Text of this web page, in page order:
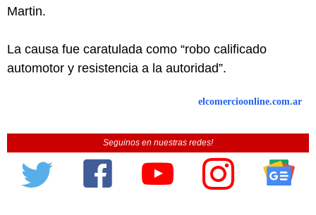
Martin.
La causa fue caratulada como “robo calificado
automotor y resistencia a la autoridad”.
elcomercioonline.com.ar
Seguinos en nuestras redes!